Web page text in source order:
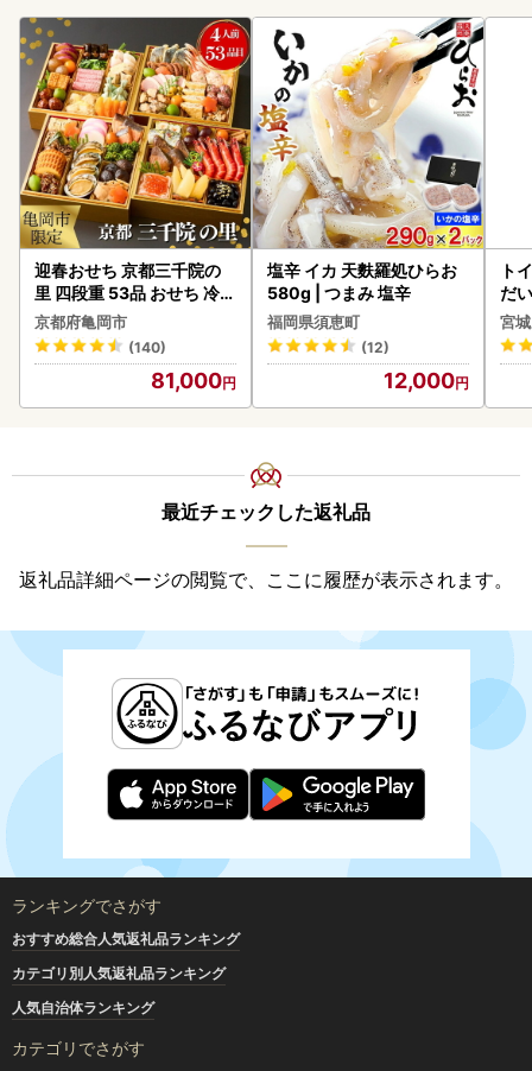
迎春おせち 京都三千院の
里 四段重 53品 おせち 冷蔵
2027 先行予約
京都府亀岡市
(140)
81,000
塩辛 イカ 天麩羅処ひらお
580g | つまみ 塩辛
福岡県須恵町
(12)
12,000
ト
だ
6ロ
宮
最近チェックした返礼品
返礼品詳細ページの閲覧で、ここに履歴が表示されます。
ランキングでさがす
おすすめ総合人気返礼品ランキング
カテゴリ別人気返礼品ランキング
人気自治体ランキング
カテゴリでさがす